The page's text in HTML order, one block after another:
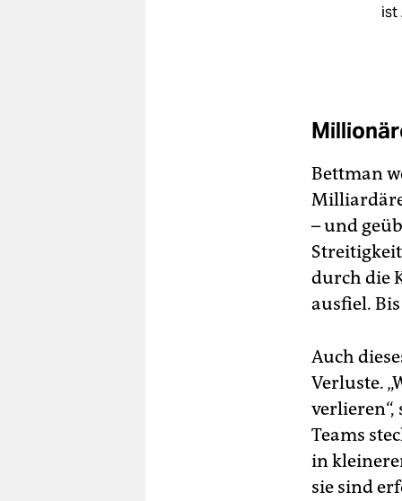
ist
Bettman
– und
durch die
ausfiel.
Auch
Verluste.
verlieren“,
Teams
in
sie sind